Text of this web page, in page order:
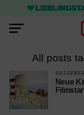
All posts
RATGEBER
Neue